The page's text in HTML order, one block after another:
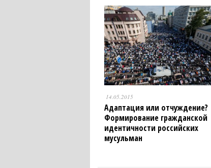
14.05.2015
Адаптация или отчуждение?
Формирование гражданской
идентичности российских
мусульман